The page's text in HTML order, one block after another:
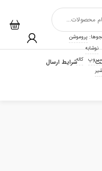
پروموشن
نوشابه
کاله
شیر
شرایط ارسال